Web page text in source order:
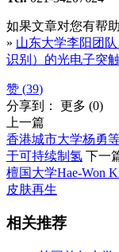
如果文章对您有帮
» 山东大学李阳团
识别）的光电子突
赞 (39)
分享到： 更多 (0)
上一篇
香港城市大学杨勇
于可持续制氢 下一
檀国大学Hae-Won
皮肤再生
相关推荐